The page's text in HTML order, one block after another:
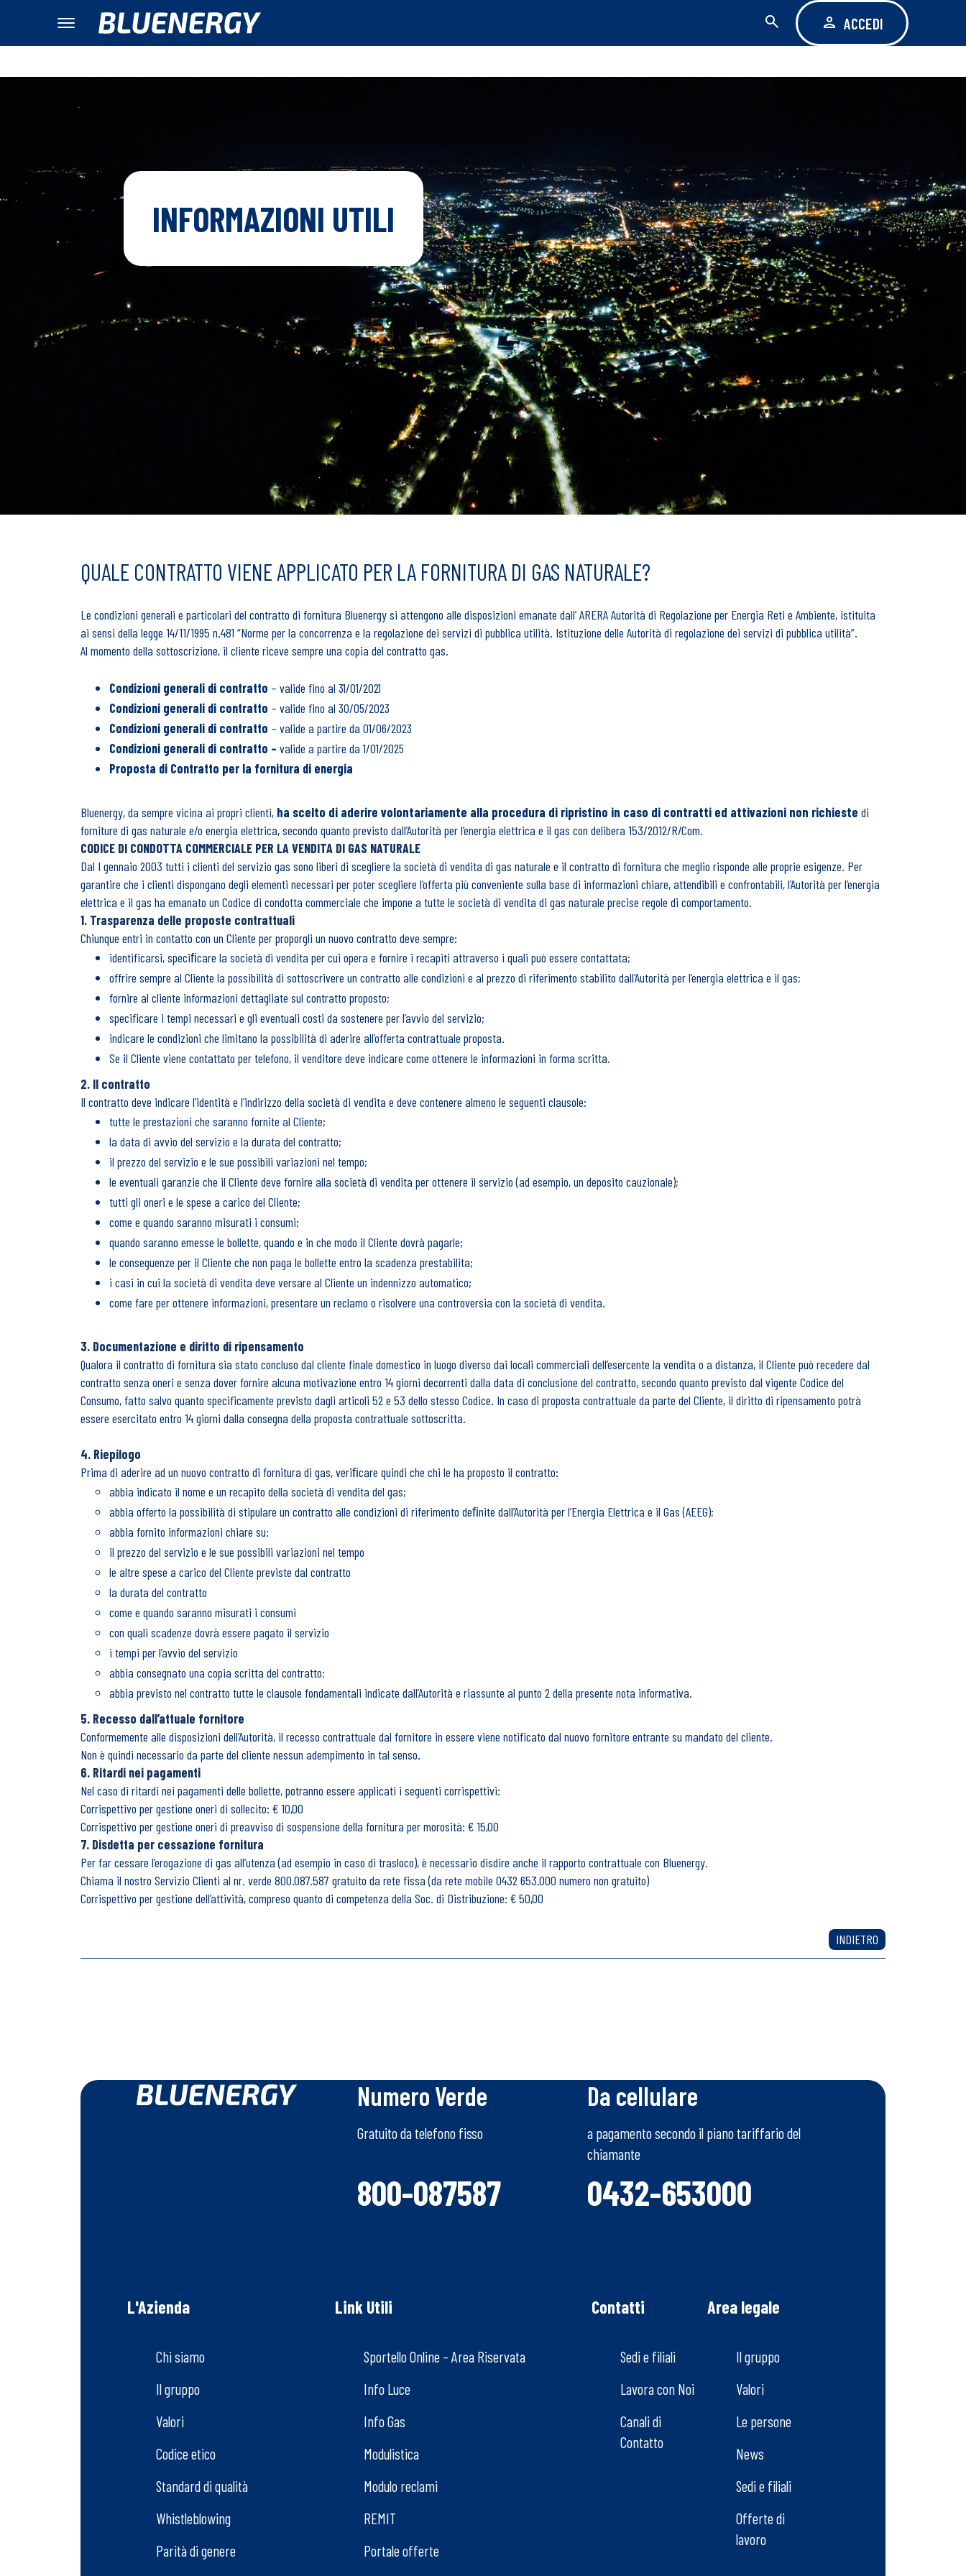
ACCEDI
INFORMAZIONI UTILI
QUALE CONTRATTO VIENE APPLICATO PER LA FORNITURA DI GAS NATURALE?
Le condizioni generali e particolari del contratto di fornitura Bluenergy si attengono alle disposizioni emanate dall’ ARERA Autorità di Regolazione per Energia Reti e Ambiente, istituita
ai sensi della legge 14/11/1995 n.481 “Norme per la concorrenza e la regolazione dei servizi di pubblica utilità. Istituzione delle Autorità di regolazione dei servizi di pubblica utilità”.
Al momento della sottoscrizione, il cliente riceve sempre una copia del contratto gas.
Condizioni generali di contratto – valide fino al 31/01/2021
Condizioni generali di contratto – valide fino al 30/05/2023
Condizioni generali di contratto – valide a partire da 01/06/2023
Condizioni generali di contratto – valide a partire da 1/01/2025
Proposta di Contratto per la fornitura di energia
Bluenergy, da sempre vicina ai propri clienti, ha scelto di aderire volontariamente alla procedura di ripristino in caso di contratti ed attivazioni non richieste di
forniture di gas naturale e/o energia elettrica, secondo quanto previsto dall’Autorità per l’energia elettrica e il gas con delibera 153/2012/R/Com.
CODICE DI CONDOTTA COMMERCIALE PER LA VENDITA DI GAS NATURALE
Dal I gennaio 2003 tutti i clienti del servizio gas sono liberi di scegliere la società di vendita di gas naturale e il contratto di fornitura che meglio risponde alle proprie esigenze. Per
garantire che i clienti dispongano degli elementi necessari per poter scegliere l’offerta più conveniente sulla base di informazioni chiare, attendibili e confrontabili, l’Autorità per l’energia
elettrica e il gas ha emanato un Codice di condotta commerciale che impone a tutte le società di vendita di gas naturale precise regole di comportamento.
1. Trasparenza delle proposte contrattuali
Chiunque entri in contatto con un Cliente per proporgli un nuovo contratto deve sempre:
identificarsi, speciﬁcare la società di vendita per cui opera e fornire i recapiti attraverso i quali può essere contattata;
offrire sempre al Cliente la possibilità di sottoscrivere un contratto alle condizioni e al prezzo di riferimento stabilito dall’Autorità per l’energia elettrica e il gas;
fornire al cliente informazioni dettagliate sul contratto proposto;
specificare i tempi necessari e gli eventuali costi da sostenere per l’avvio del servizio;
indicare le condizioni che limitano la possibilità di aderire all’offerta contrattuale proposta.
Se il Cliente viene contattato per telefono, il venditore deve indicare come ottenere le informazioni in forma scritta.
2. Il contratto
Il contratto deve indicare l’identità e l’indirizzo della società di vendita e deve contenere almeno le seguenti clausole:
tutte le prestazioni che saranno fornite al Cliente;
la data di avvio del servizio e la durata del contratto;
il prezzo del servizio e le sue possibili variazioni nel tempo;
le eventuali garanzie che il Cliente deve fornire alla società di vendita per ottenere il servizio (ad esempio, un deposito cauzionale);
tutti gli oneri e le spese a carico del Cliente;
come e quando saranno misurati i consumi;
quando saranno emesse le bollette, quando e in che modo il Cliente dovrà pagarle;
le conseguenze per il Cliente che non paga le bollette entro la scadenza prestabilita;
i casi in cui la società di vendita deve versare al Cliente un indennizzo automatico;
come fare per ottenere informazioni, presentare un reclamo o risolvere una controversia con la società di vendita.
3. Documentazione e diritto di ripensamento
Qualora il contratto di fornitura sia stato concluso dal cliente finale domestico in luogo diverso dai locali commerciali dell’esercente la vendita o a distanza, il Cliente può recedere dal
contratto senza oneri e senza dover fornire alcuna motivazione entro 14 giorni decorrenti dalla data di conclusione del contratto, secondo quanto previsto dal vigente Codice del
Consumo, fatto salvo quanto specificamente previsto dagli articoli 52 e 53 dello stesso Codice. In caso di proposta contrattuale da parte del Cliente, il diritto di ripensamento potrà
essere esercitato entro 14 giorni dalla consegna della proposta contrattuale sottoscritta.
4. Riepilogo
Prima di aderire ad un nuovo contratto di fornitura di gas, veriﬁcare quindi che chi le ha proposto il contratto:
abbia indicato il nome e un recapito della società di vendita del gas;
abbia offerto la possibilità di stipulare un contratto alle condizioni di riferimento deﬁnite dall’Autorità per l’Energia Elettrica e il Gas (AEEG);
abbia fornito informazioni chiare su:
il prezzo del servizio e le sue possibili variazioni nel tempo
le altre spese a carico del Cliente previste dal contratto
la durata del contratto
come e quando saranno misurati i consumi
con quali scadenze dovrà essere pagato il servizio
i tempi per l’avvio del servizio
abbia consegnato una copia scritta del contratto;
abbia previsto nel contratto tutte le clausole fondamentali indicate dall’Autorità e riassunte al punto 2 della presente nota informativa.
5. Recesso dall’attuale fornitore
Conformemente alle disposizioni dell’Autorità, il recesso contrattuale dal fornitore in essere viene notificato dal nuovo fornitore entrante su mandato del cliente.
Non è quindi necessario da parte del cliente nessun adempimento in tal senso.
6. Ritardi nei pagamenti
Nel caso di ritardi nei pagamenti delle bollette, potranno essere applicati i seguenti corrispettivi:
Corrispettivo per gestione oneri di sollecito: € 10,00
Corrispettivo per gestione oneri di preavviso di sospensione della fornitura per morosità: € 15,00
7. Disdetta per cessazione fornitura
Per far cessare l’erogazione di gas all’utenza (ad esempio in caso di trasloco), è necessario disdire anche il rapporto contrattuale con Bluenergy.
Chiama il nostro Servizio Clienti al nr. verde 800.087.587 gratuito da rete fissa (da rete mobile 0432 653.000 numero non gratuito)
Corrispettivo per gestione dell’attività, compreso quanto di competenza della Soc. di Distribuzione: € 50,00
INDIETRO
Numero Verde
Gratuito da telefono fisso
800-087587
Da cellulare
a pagamento secondo il piano tariffario del
chiamante
0432-653000
L'Azienda
Chi siamo
Il gruppo
Valori
Codice etico
Standard di qualità
Whistleblowing
Parità di genere
Link Utili
Sportello Online – Area Riservata
Info Luce
Info Gas
Modulistica
Modulo reclami
REMIT
Portale offerte
Contatti
Sedi e filiali
Lavora con Noi
Canali di
Contatto
Area legale
Il gruppo
Valori
Le persone
News
Sedi e filiali
Offerte di
lavoro